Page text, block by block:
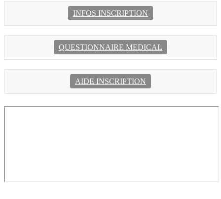
INFOS INSCRIPTION
QUESTIONNAIRE MEDICAL
AIDE INSCRIPTION